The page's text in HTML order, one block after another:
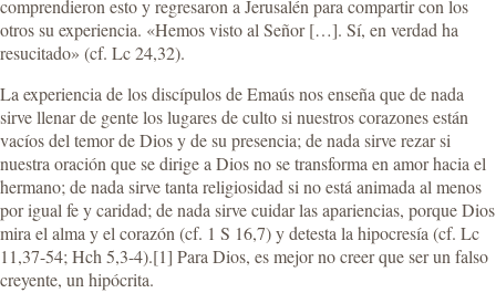
comprendieron esto y regresaron a Jerusalén para compartir con los
otros su experiencia. «Hemos visto al Señor […]. Sí, en verdad ha
resucitado» (cf. Lc 24,32).
La experiencia de los discípulos de Emaús nos enseña que de nada
sirve llenar de gente los lugares de culto si nuestros corazones están
vacíos del temor de Dios y de su presencia; de nada sirve rezar si
nuestra oración que se dirige a Dios no se transforma en amor hacia el
hermano; de nada sirve tanta religiosidad si no está animada al menos
por igual fe y caridad; de nada sirve cuidar las apariencias, porque Dios
mira el alma y el corazón (cf. 1 S 16,7) y detesta la hipocresía (cf. Lc
11,37-54; Hch 5,3-4).[1] Para Dios, es mejor no creer que ser un falso
creyente, un hipócrita.